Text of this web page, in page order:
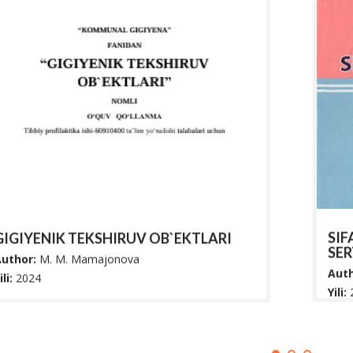
TEKSHIRUV OB`EKTLARI
M. M. Mamajonova
2024
Yili: